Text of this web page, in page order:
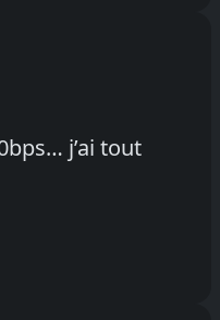
j’ai tout